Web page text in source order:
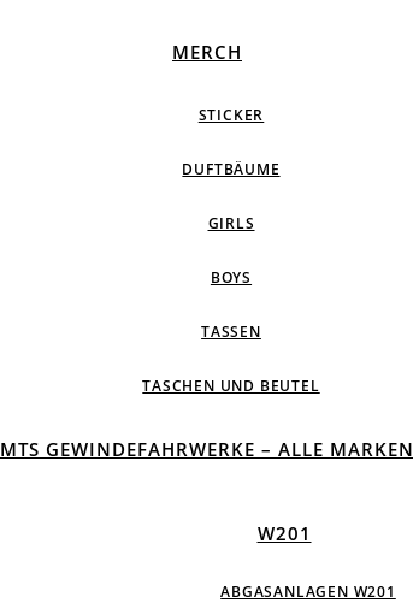
MERCH
STICKER
DUFTBÄUME
GIRLS
BOYS
TASSEN
TASCHEN UND BEUTEL
MTS GEWINDEFAHRWERKE – ALLE MARKEN
W201
ABGASANLAGEN W201